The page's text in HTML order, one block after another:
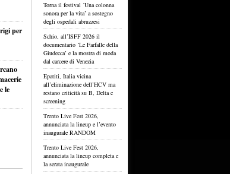
per
le
Torna il festival ‘Una colonna
sonora per la vita’ a sostegno
degli ospedali abruzzesi
Schio, all’ISFF 2026 il
documentario ‘Le Farfalle della
Giudecca’ e la mostra di moda
dal carcere di Venezia
Epatiti, Italia vicina
all’eliminazione dell’HCV ma
restano criticità su B, Delta e
screening
Trento Live Fest 2026,
annunciata la lineup e l’evento
inaugurale RANDOM
Trento Live Fest 2026,
annunciata la lineup completa e
la serata inaugurale